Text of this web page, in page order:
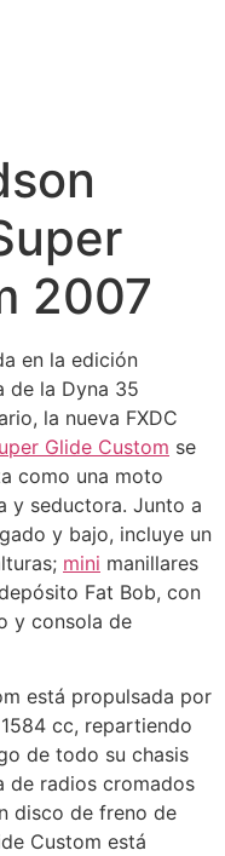
2007
en la edición
de la Dyna 35
la nueva FXDC
Glide Custom se
como una moto
y seductora. Junto a
y bajo, incluye un
mini manillares
Fat Bob, con
y consola de
está propulsada por
cc, repartiendo
de todo su chasis
de radios cromados
disco de freno de
Custom está